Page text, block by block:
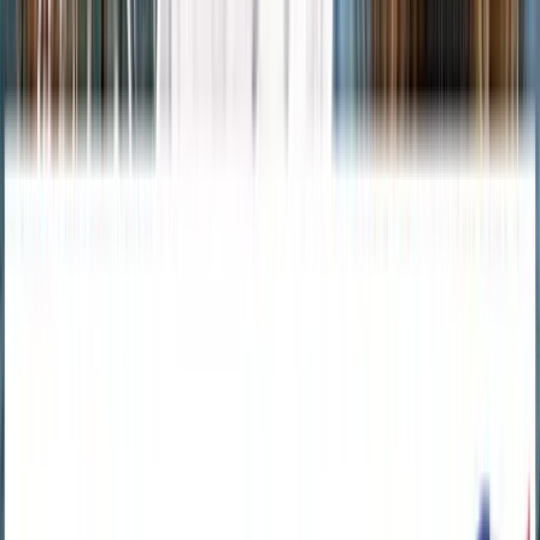
Résumer
Voir le cours complet — 7 jours offerts, puis 15,75
€/mois → 60 dialogues · 480 exercices · annulable à tout
moment